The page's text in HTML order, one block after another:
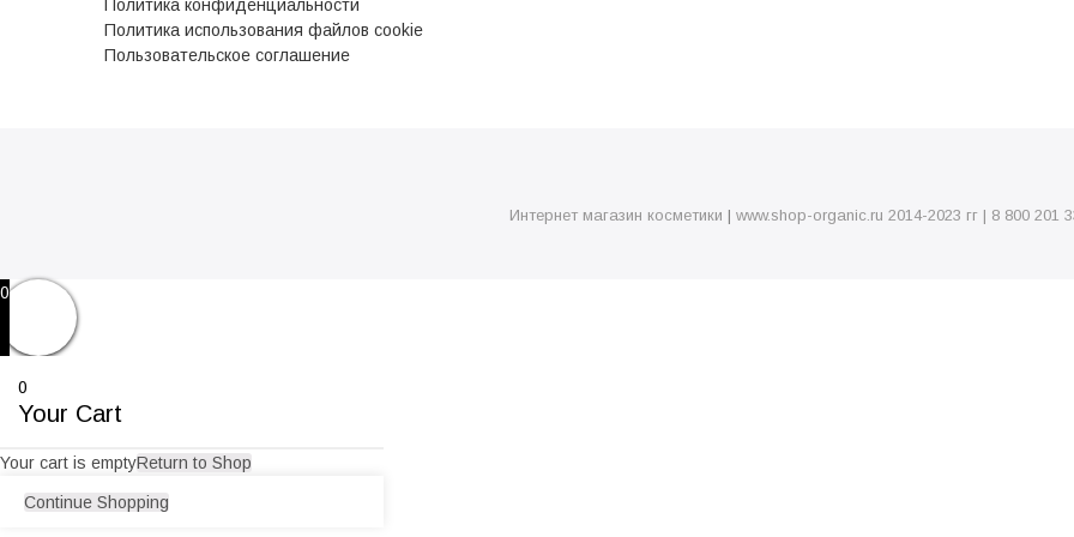
Политика конфиденциальности
Политика использования файлов cookie
Пользовательское соглашение
Интернет магазин косметики | www.shop-organic.ru 2014-2023 гг | 8 800 201
0
0
Your Cart
Your cart is emptyReturn to Shop
Continue Shopping